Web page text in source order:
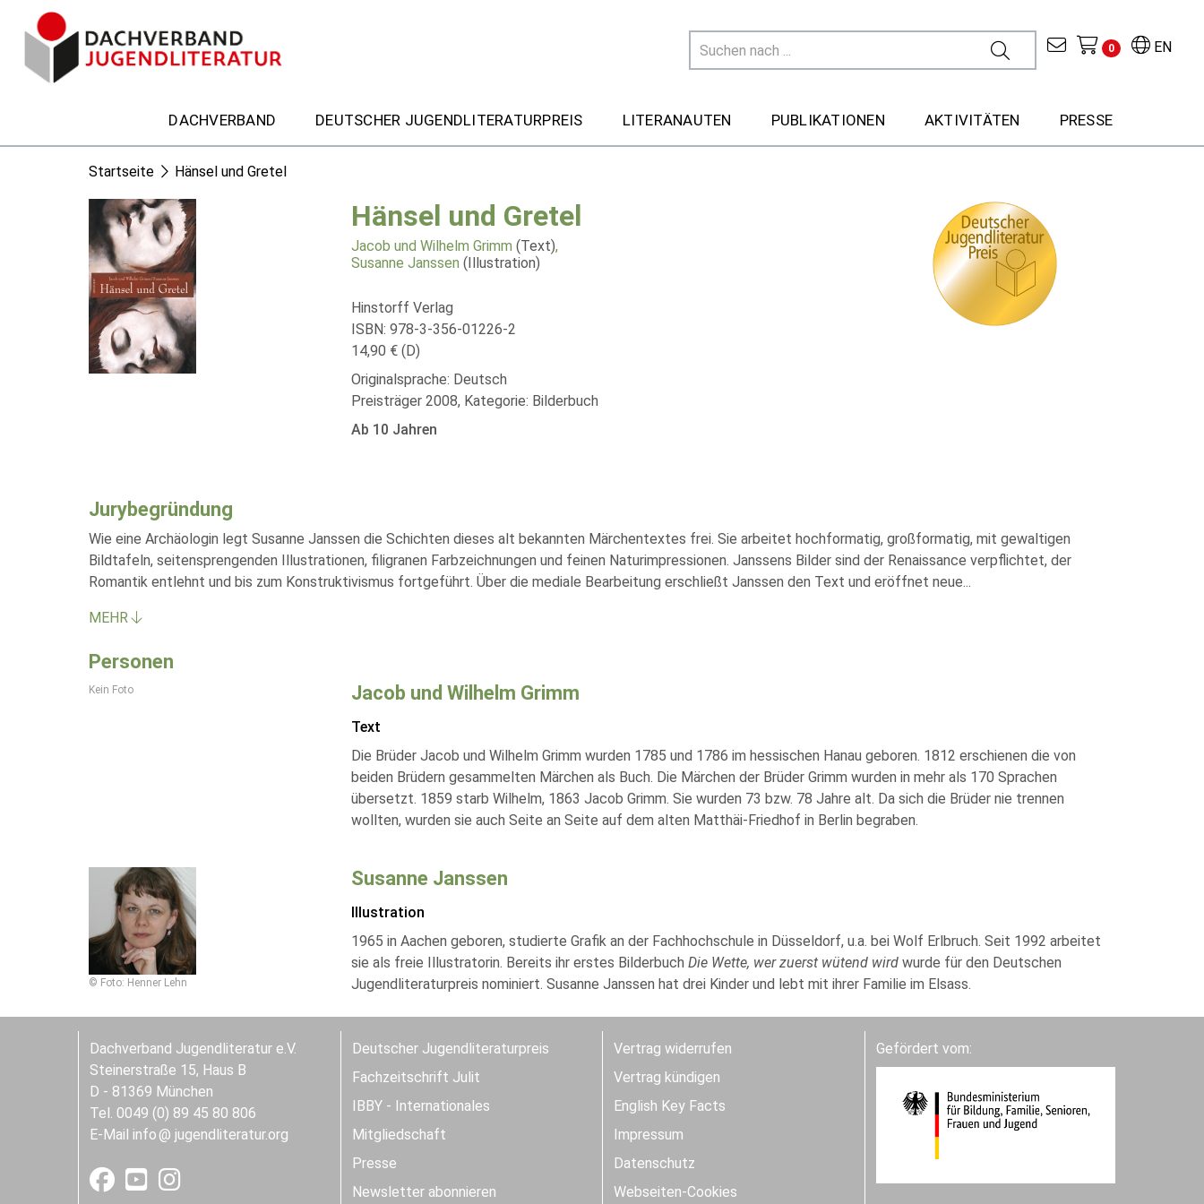
EN
0
DACHVERBAND DEUTSCHER JUGENDLITERATURPREIS LITERANAUTEN PUBLIKATIONEN AKTIVITÄTEN PRESSE
Startseite Hänsel und Gretel
Hänsel und Gretel
Jacob und Wilhelm Grimm (Text),
Susanne Janssen (Illustration)
Hinstorff Verlag
ISBN: 978-3-356-01226-2
14,90 € (D)
Originalsprache: Deutsch
Preisträger 2008, Kategorie: Bilderbuch
Ab 10 Jahren
Jurybegründung
Wie eine Archäologin legt Susanne Janssen die Schichten dieses alt bekannten Märchentextes frei. Sie arbeitet hochformatig, großformatig, mit gewaltigen
Bildtafeln, seitensprengenden Illustrationen, filigranen Farbzeichnungen und feinen Naturimpressionen. Janssens Bilder sind der Renaissance verpflichtet, der
Romantik entlehnt und bis zum Konstruktivismus fortgeführt. Über die mediale Bearbeitung erschließt Janssen den Text und eröffnet neue...
MEHR
Personen
Kein Foto Jacob und Wilhelm Grimm
Text
Die Brüder Jacob und Wilhelm Grimm wurden 1785 und 1786 im hessischen Hanau geboren. 1812 erschienen die von
beiden Brüdern gesammelten Märchen als Buch. Die Märchen der Brüder Grimm wurden in mehr als 170 Sprachen
übersetzt. 1859 starb Wilhelm, 1863 Jacob Grimm. Sie wurden 73 bzw. 78 Jahre alt. Da sich die Brüder nie trennen
wollten, wurden sie auch Seite an Seite auf dem alten Matthäi-Friedhof in Berlin begraben.
© Foto: Henner Lehn
Susanne Janssen
Illustration
1965 in Aachen geboren, studierte Grafik an der Fachhochschule in Düsseldorf, u.a. bei Wolf Erlbruch. Seit 1992 arbeitet
sie als freie Illustratorin. Bereits ihr erstes Bilderbuch Die Wette, wer zuerst wütend wirdwurde für den Deutschen
Jugendliteraturpreis nominiert. Susanne Janssen hat drei Kinder und lebt mit ihrer Familie im Elsass.
Dachverband Jugendliteratur e.V.
Steinerstraße 15, Haus B
D - 81369 München
Tel. 0049 (0) 89 45 80 806
E-Mail info jugendliteratur.org
Deutscher Jugendliteraturpreis
Fachzeitschrift Julit
IBBY - Internationales
Mitgliedschaft
Presse
Newsletter abonnieren
Vertrag widerrufen
Vertrag kündigen
English Key Facts
Impressum
Datenschutz
Webseiten-Cookies
Gefördert vom: